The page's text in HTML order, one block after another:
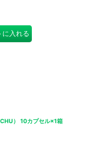
に入れる
） 10カプセル×1箱